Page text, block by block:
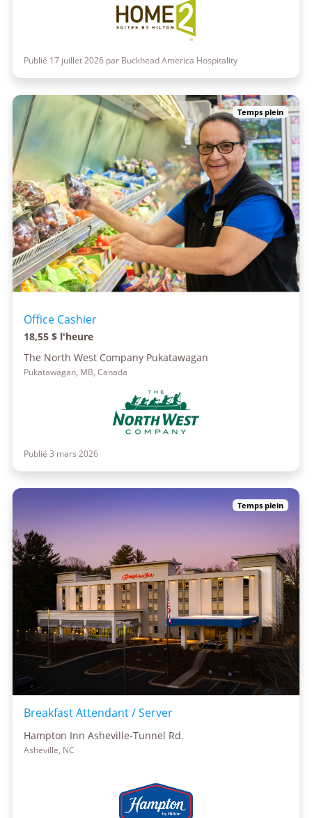
Publié 17 juillet 2026 par Buckhead America Hospitality
Temps plein
Office Cashier
18,55 $ l'heure
The North West Company Pukatawagan
Pukatawagan, MB, Canada
Publié 3 mars 2026
Temps plein
Breakfast Attendant / Server
Hampton Inn Asheville-Tunnel Rd.
Asheville, NC